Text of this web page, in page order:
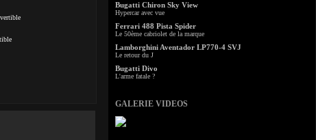
Bugatti Chiron Sky View
Hypercar avec vue
Ferrari 488 Pista Spider
Le 50ème cabriolet de la marque
Lamborghini Aventador LP770-4 SVJ
Le retour du J
Bugatti Divo
L'arme fatale ?
GALERIE VIDEOS